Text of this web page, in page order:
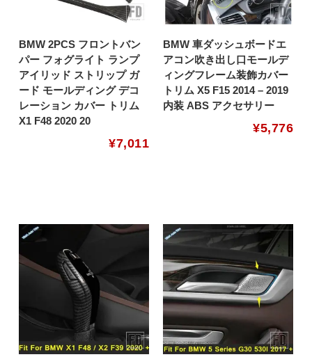
BMW 2PCS フロントバン
パー フォグライト ランプ
アイリッド ストリップ ガ
ード モールディング デコ
レーション カバー トリム
X1 F48 2020 20
¥7,011
BMW 車ダッシュボードエ
アコン吹き出し口モールデ
ィングフレーム装飾カバー
トリム X5 F15 2014 – 2019
内装 ABS アクセサリー
¥5,776